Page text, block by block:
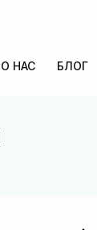
О НАС БЛОГ